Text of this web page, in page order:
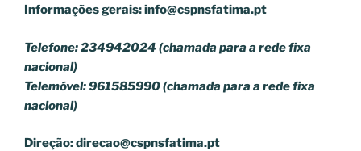
Informações gerais:info@cspnsfatima.pt
Telefone: 234942024 (chamada para a rede fixa
nacional)
Telemóvel: 961585990 (chamada para a rede fixa
nacional)
Direção:direcao@cspnsfatima.pt